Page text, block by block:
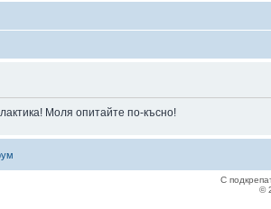
Моля опитайте по-късно!
С
©